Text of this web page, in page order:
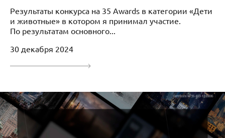
Результаты конкурса на 35 Awards в категории «Дети
и животные» в котором я принимал участие.
По результатам основного...
30 декабря 2024